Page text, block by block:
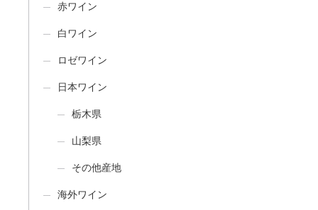
赤ワイン
白ワイン
ロゼワイン
日本ワイン
栃木県
山梨県
その他産地
海外ワイン